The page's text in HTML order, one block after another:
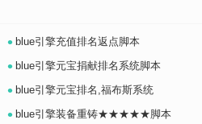
• blue引擎充值排名返点脚本
• blue引擎元宝捐献排名系统脚本
• blue引擎元宝排名,福布斯系统
• blue引擎装备重铸★★★★★脚本